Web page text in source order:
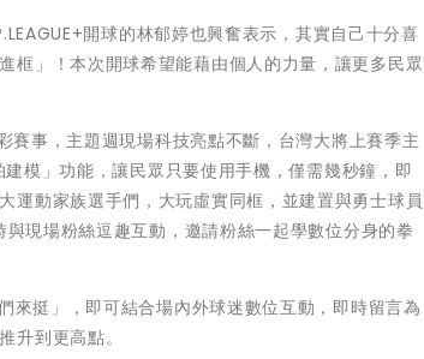
開球的林郁婷也興奮表示，其實自己十分喜
框」！本次開球希望能藉由個人的力量，讓更多民眾
事，主題週現場科技亮點不斷，台灣大將上賽季主
模」功能，讓民眾只要使用手機，僅需幾秒鐘，即
運動家族選手們，大玩虛實同框，並建置與勇士球員
現場粉絲逗趣互動，邀請粉絲一起學數位分身的拳
來挺」，即可結合場內外球迷數位互動，即時留言為
升到更高點。